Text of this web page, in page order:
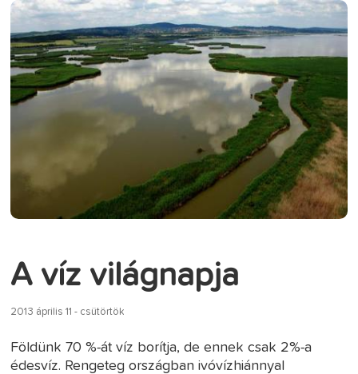
A víz világnapja
2013 április 11 - csütörtök
Földünk 70 %-át víz borítja, de ennek csak 2%-a
édesvíz. Rengeteg országban ivóvízhiánnyal